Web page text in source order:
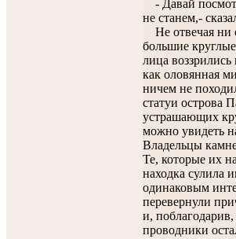
- Давай
не станем,-
Не отвечая ни
большие
лица
как оловянная
ничем не
статуи острова
устрашающих
можно увидеть
Владельцы
Те, которые их
находка сулила
одинаковым
перевернули
и,
проводники